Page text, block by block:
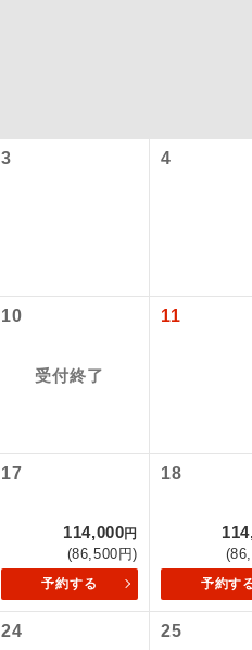
3 4
10
受付終了
11
17
114,000円
(86,500円)
予約する
18
予約す
24 25
航空会社が設定する「個
ご旅行の契約が成立となり
ご予約方法について
ウェブ限定コースとなりま
現地添乗員同行
バスガイド乗務
絶景
温泉